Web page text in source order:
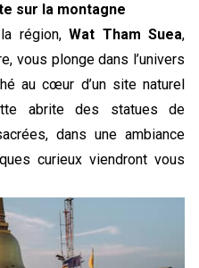
sur la montagne
région, Wat Tham Suea,
vous plonge dans l’univers
au cœur d’un site naturel
abrite des statues de
dans une ambiance
curieux viendront vous